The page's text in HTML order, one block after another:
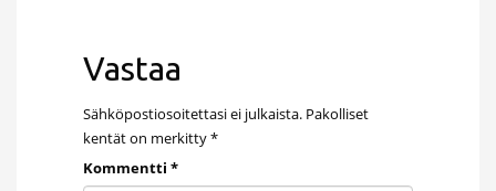
Vastaa
Sähköpostiosoitettasi ei julkaista. Pakolliset
kentät on merkitty*
Kommentti *